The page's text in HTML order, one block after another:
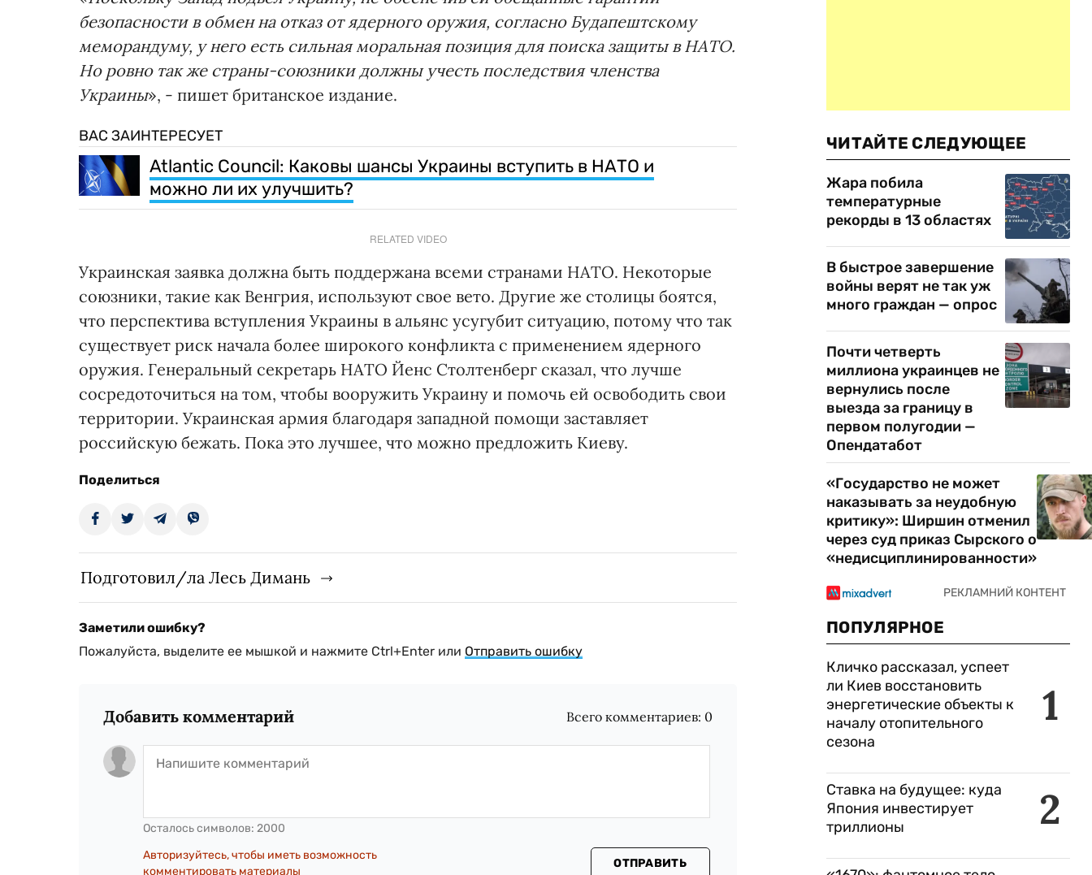
безопасности в обмен на отказ от ядерного оружия, согласно Будапештскому
меморандуму, у него есть сильная моральная позиция для поиска защиты в НАТО.
Но ровно так же страны-союзники должны учесть последствия членства
Украины», - пишет британское издание.
ВАС ЗАИНТЕРЕСУЕТ
Atlantic Council: Каковы шансы Украины вступить в НАТО и
можно ли их улучшить?
RELATED VIDEO
Украинская заявка должна быть поддержана всеми странами НАТО. Некоторые
союзники, такие как Венгрия, используют свое вето. Другие же столицы боятся,
что перспектива вступления Украины в альянс усугубит ситуацию, потому что так
существует риск начала более широкого конфликта с применением ядерного
оружия. Генеральный секретарь НАТО Йенс Столтенберг сказал, что лучше
сосредоточиться на том, чтобы вооружить Украину и помочь ей освободить свои
территории. Украинская армия благодаря западной помощи заставляет
российскую бежать. Пока это лучшее, что можно предложить Киеву.
Поделиться
Подготовил/ла Лесь Димань
Заметили ошибку?
Пожалуйста, выделите ее мышкой и нажмите Ctrl+Enter или Отправить ошибку
Добавить комментарий Всего комментариев: 0
Осталось символов: 2000
Авторизуйтесь, чтобы иметь возможность
комментировать материалы
ОТПРАВИТЬ
ЧИТАЙТЕ СЛЕДУЮЩЕЕ
Жара побила
температурные
рекорды в 13 областях
В быстрое завершение
войны верят не так уж
много граждан — опрос
Почти четверть
миллиона украинцев не
вернулись после
выезда за границу в
первом полугодии —
Опендатабот
«Государство не может
наказывать за неудобную
критику»: Ширшин отменил
через суд приказ Сырского о
«недисциплинированности»
ПОПУЛЯРНОЕ
1
Кличко рассказал, успеет
ли Киев восстановить
энергетические объекты к
началу отопительного
сезона
2
Ставка на будущее: куда
Япония инвестирует
триллионы